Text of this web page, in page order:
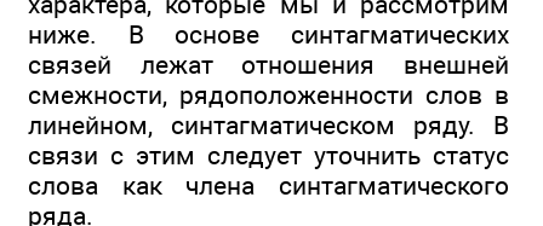
ниже. В основе синтагматических
связей лежат отношения внешней
смежности, рядоположенности слов в
линейном, синтагматическом ряду. В
связи с этим следует уточнить статус
слова как члена синтагматического
ряда.